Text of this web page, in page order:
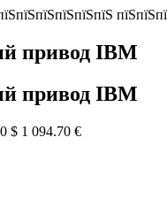
привод IBM
привод IBM
$ 1 094.70 €